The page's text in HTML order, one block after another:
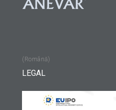
(Română)
LEGAL